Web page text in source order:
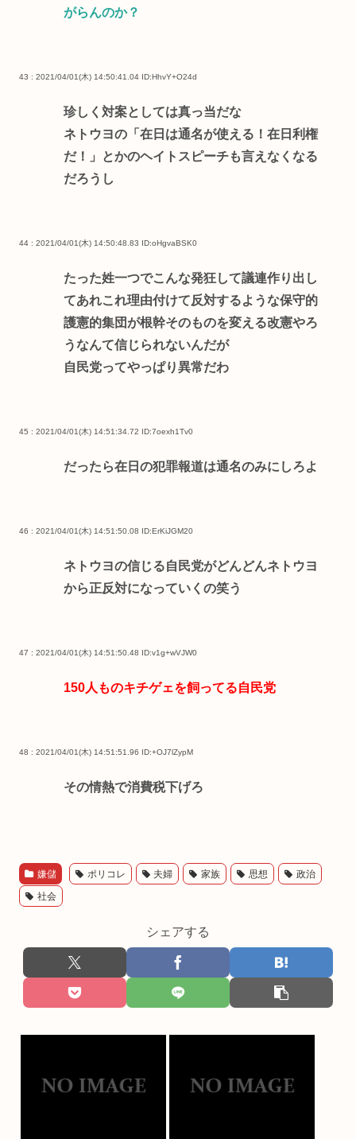
がらんのか？
43 : 2021/04/01(木) 14:50:41.04 ID:HhvY+O24d
珍しく対案としては真っ当だな
ネトウヨの「在日は通名が使える！在日利権
だ！」とかのヘイトスピーチも言えなくなる
だろうし
44 : 2021/04/01(木) 14:50:48.83 ID:oHgvaBSK0
たった姓一つでこんな発狂して議連作り出し
てあれこれ理由付けて反対するような保守的
護憲的集団が根幹そのものを変える改憲やろ
うなんて信じられないんだが
自民党ってやっぱり異常だわ
45 : 2021/04/01(木) 14:51:34.72 ID:7oexh1Tv0
だったら在日の犯罪報道は通名のみにしろよ
46 : 2021/04/01(木) 14:51:50.08 ID:ErKiJGM20
ネトウヨの信じる自民党がどんどんネトウヨ
から正反対になっていくの笑う
47 : 2021/04/01(木) 14:51:50.48 ID:v1g+wVJW0
150人ものキチゲェを飼ってる自民党
48 : 2021/04/01(木) 14:51:51.96 ID:+OJ7lZypM
その情熱で消費税下げろ
嫌儲 ポリコレ 夫婦 家族 思想 政治
社会
シェアする